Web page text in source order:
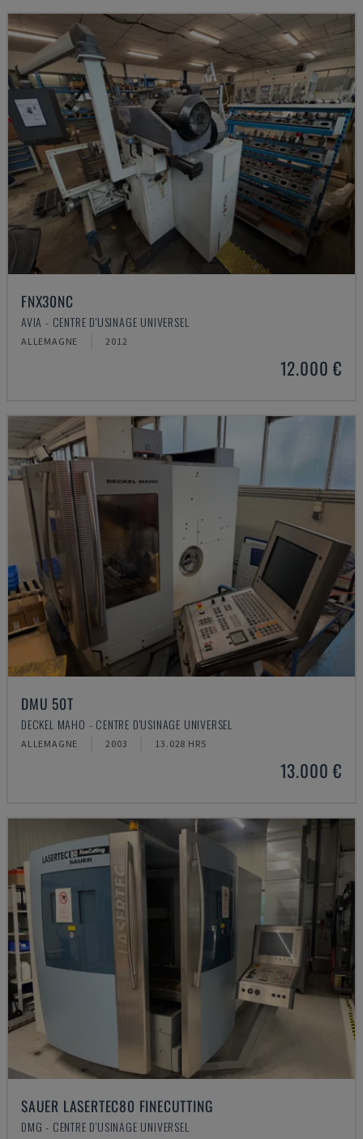
FNX30NC
AVIA - CENTRE D'USINAGE UNIVERSEL
ALLEMAGNE 2012
12.000 €
DMU 50T
DECKEL MAHO - CENTRE D'USINAGE UNIVERSEL
ALLEMAGNE 2003 13.028 HRS
13.000 €
SAUER LASERTEC80 FINECUTTING
DMG - CENTRE D'USINAGE UNIVERSEL